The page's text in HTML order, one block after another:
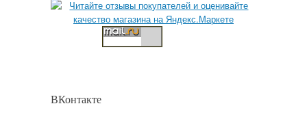
ВКонтакте